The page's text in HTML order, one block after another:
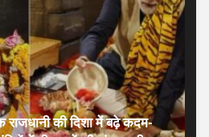
राजधानी की दिशा में बढ़े कदम-